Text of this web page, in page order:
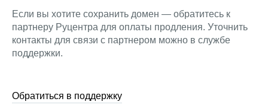
Если вы хотите сохранить домен — обратитесь к
партнеру Руцентра для оплаты продления. Уточнить
контакты для связи с партнером можно в службе
поддержки.
Обратиться в поддержку